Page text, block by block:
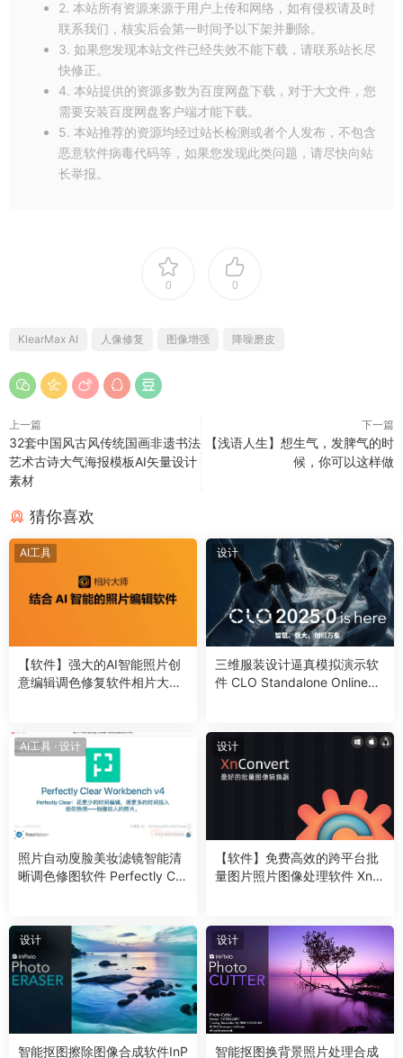
2. 本站所有资源来源于用户上传和网络，如有侵权请及时
联系我们，核实后会第一时间予以下架并删除。
3. 如果您发现本站文件已经失效不能下载，请联系站长尽
快修正。
4. 本站提供的资源多数为百度网盘下载，对于大文件，您
需要安装百度网盘客户端才能下载。
5. 本站推荐的资源均经过站长检测或者个人发布，不包含
恶意软件病毒代码等，如果您发现此类问题，请尽快向站
长举报。
0 0
KlearMax AI 人像修复 图像增强 降噪磨皮
上一篇
32套中国风古风传统国画非遗书法
艺术古诗大气海报模板AI矢量设计
素材
下一篇
【浅语人生】想生气，发脾气的时
候，你可以这样做
猜你喜欢
AI工具
【软件】强大的AI智能照片创
意编辑调色修复软件相片大师
文版
设计
三维服装设计逼真模拟演示软
件 CLO Standalone OnlineAu
AI工具 · 设计
照片自动廋脸美妆滤镜智能清
晰调色修图软件 Perfectly Cle
设计
【软件】免费高效的跨平台批
量图片照片图像处理软件 XnC
设计
智能抠图擦除图像合成软件InP
设计
智能抠图换背景照片处理合成